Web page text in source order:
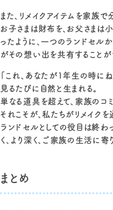
また、リメイクアイテムを家族
お子さまは財布を、お父さまは
ったように、一つのランドセル
がその想い出を共有することが
「これ、あなたが1年生の時に
見るたびに自然と生まれる。
単なる道具を超えて、家族のコ
それこそが、私たちがリメイク
ランドセルとしての役目は終わ
く、より深く、ご家族の生活に寄
まとめ